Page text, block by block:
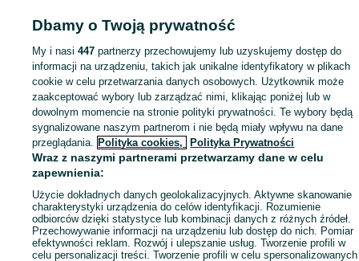
Mapa kategorii
Mapa ministron
Popularne wyszukiwania
Dbamy o Twoją prywatność
My i nasi447 partnerzy przechowujemy lub uzyskujemy dostęp do
informacji na urządzeniu, takich jak unikalne identyfikatory w plikach
cookie w celu przetwarzania danych osobowych. Użytkownik może
zaakceptować wybory lub zarządzać nimi, klikając poniżej lub w
dowolnym momencie na stronie polityki prywatności. Te wybory będą
sygnalizowane naszym partnerom i nie będą miały wpływu na dane
przeglądania. Polityka cookies, Polityka Prywatności
Wraz z naszymi partnerami przetwarzamy dane w celu
zapewnienia:
Użycie dokładnych danych geolokalizacyjnych. Aktywne skanowanie
charakterystyki urządzenia do celów identyfikacji. Rozumienie
odbiorców dzięki statystyce lub kombinacji danych z różnych źródeł.
Przechowywanie informacji na urządzeniu lub dostęp do nich. Pomiar
efektywności reklam. Rozwój i ulepszanie usług. Tworzenie profili w
celu personalizacji treści. Tworzenie profili w celu spersonalizowanych